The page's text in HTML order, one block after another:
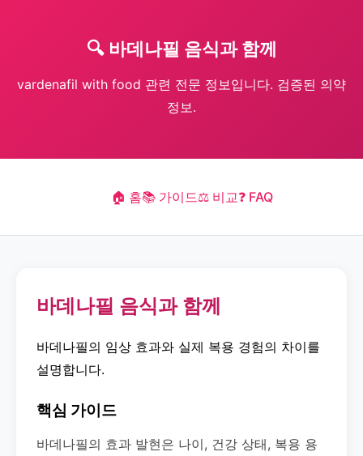
🔍 바데나필 음식과 함께
vardenafil with food 관련 전문 정보입니다. 검증된 의약
정보.
🏠 홈📚 가이드⚖️ 비교❓ FAQ
바데나필 음식과 함께
바데나필의 임상 효과와 실제 복용 경험의 차이를
설명합니다.
핵심 가이드
바데나필의 효과 발현은 나이, 건강 상태, 복용 용